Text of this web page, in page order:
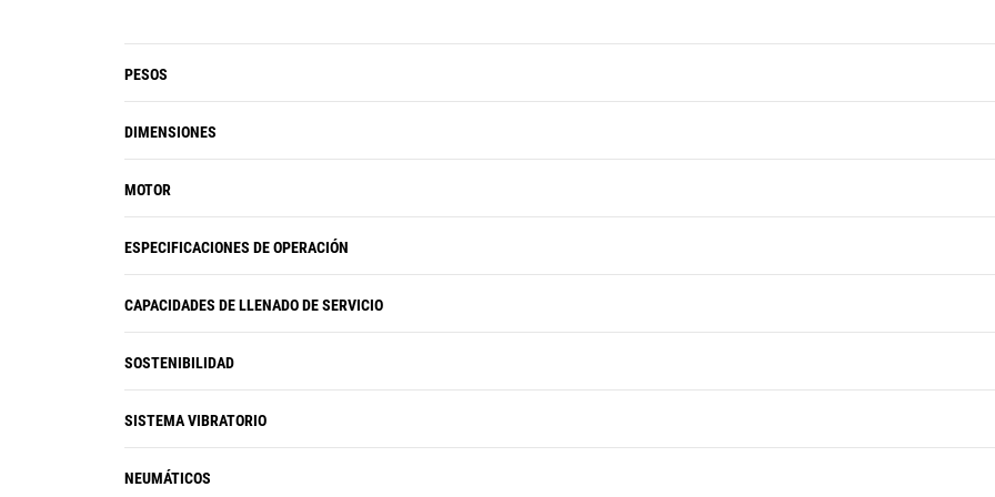
PESOS
DIMENSIONES
MOTOR
ESPECIFICACIONES DE OPERACIÓN
CAPACIDADES DE LLENADO DE SERVICIO
SOSTENIBILIDAD
SISTEMA VIBRATORIO
NEUMÁTICOS